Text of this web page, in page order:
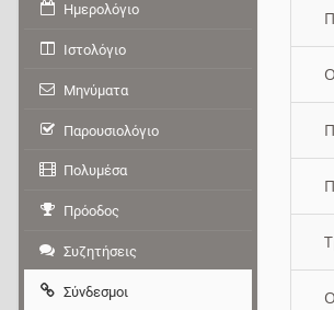
Ημερολόγιο
Ιστολόγιο
Μηνύματα
Παρουσιολόγιο
Πολυμέσα
Πρόοδος
Συζητήσεις
Σύνδεσμοι